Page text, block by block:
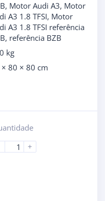
, Motor Audi A3, Motor
A3 1.8 TFSI, Motor
A3 1.8 TFSI referência
, referência BZB
kg
80 × 80 cm
+